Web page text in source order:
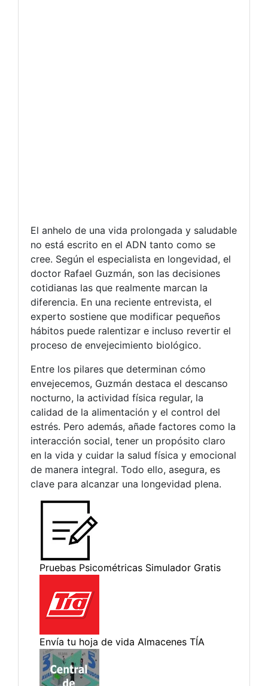
El anhelo de una vida prolongada y saludable
no está escrito en el ADN tanto como se
cree. Según el especialista en longevidad, el
doctor Rafael Guzmán, son las decisiones
cotidianas las que realmente marcan la
diferencia. En una reciente entrevista, el
experto sostiene que modificar pequeños
hábitos puede ralentizar e incluso revertir el
proceso de envejecimiento biológico.
Entre los pilares que determinan cómo
envejecemos, Guzmán destaca el descanso
nocturno, la actividad física regular, la
calidad de la alimentación y el control del
estrés. Pero además, añade factores como la
interacción social, tener un propósito claro
en la vida y cuidar la salud física y emocional
de manera integral. Todo ello, asegura, es
clave para alcanzar una longevidad plena.